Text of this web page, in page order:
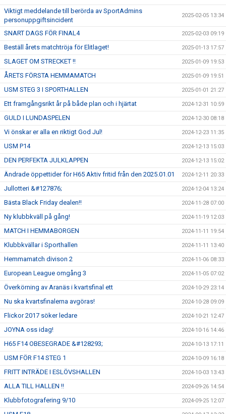
Viktigt meddelande till berörda av SportAdmins
personuppgiftsincident
2025-02-05 13:34
SNART DAGS FÖR FINAL4 2025-02-03 09:19
Beställ årets matchtröja för Elitlaget! 2025-01-13 17:57
SLAGET OM STRECKET !! 2025-01-09 19:53
ÅRETS FÖRSTA HEMMAMATCH 2025-01-09 19:51
USM STEG 3 I SPORTHALLEN 2025-01-01 21:27
Ett framgångsrikt år på både plan och i hjärtat 2024-12-31 10:59
GULD I LUNDASPELEN 2024-12-30 08:18
Vi önskar er alla en riktigt God Jul! 2024-12-23 11:35
USM P14 2024-12-13 15:03
DEN PERFEKTA JULKLAPPEN 2024-12-13 15:02
Ändrade öppettider för H65 Aktiv fritid från den 2025.01.01 2024-12-11 20:33
Jullotteri &#127876; 2024-12-04 13:24
Bästa Black Friday dealen!! 2024-11-28 07:00
Ny klubbkväll på gång! 2024-11-19 12:03
MATCH I HEMMABORGEN 2024-11-11 19:54
Klubbkvällar i Sporthallen 2024-11-11 13:40
Hemmamatch divison 2 2024-11-06 08:33
European League omgång 3 2024-11-05 07:02
Överkörning av Aranäs i kvartsfinal ett 2024-10-29 23:14
Nu ska kvartsfinalerna avgöras! 2024-10-28 09:09
Flickor 2017 söker ledare 2024-10-21 12:47
JOYNA oss idag! 2024-10-16 14:46
H65 F14 OBESEGRADE &#128293; 2024-10-13 17:11
USM FÖR F14 STEG 1 2024-10-09 16:18
FRITT INTRÄDE I ESLÖVSHALLEN 2024-10-03 13:43
ALLA TILL HALLEN !! 2024-09-26 14:54
Klubbfotografering 9/10 2024-09-25 12:07